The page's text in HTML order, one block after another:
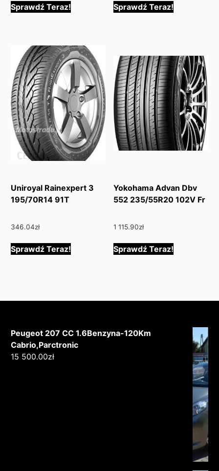
Sprawdź Teraz! Sprawdź Teraz!
Uniroyal Rainexpert 3
195/70R14 91T
346.04zł
Sprawdź Teraz!
Yokohama Advan Dbv
552 235/55R20 102V Fr
1 115.90zł
Sprawdź Teraz!
Peugeot 207 CC 1.6Benzyna-120Km
Cabrio,Parctronic
15 500.00zł